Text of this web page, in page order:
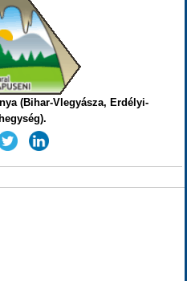
(Bihar-Vlegyásza, Erdélyi-